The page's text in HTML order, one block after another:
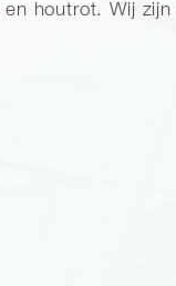
houtrot. Wij